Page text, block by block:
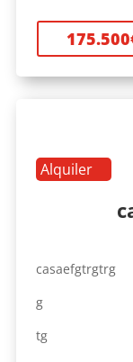
175.500
Alquiler
casaefgtrgtrg
g
tg